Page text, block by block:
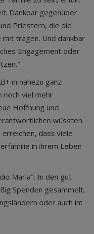
Dankbar gegenüber
Priestern, die die
mit tragen. Und dankbar
Engagement oder
in nahezu ganz
noch viel mehr
Hoffnung und
wüssten
dass viele
in ihrem Leben
Maria": In den gut
Spenden gesammelt,
oder auch im